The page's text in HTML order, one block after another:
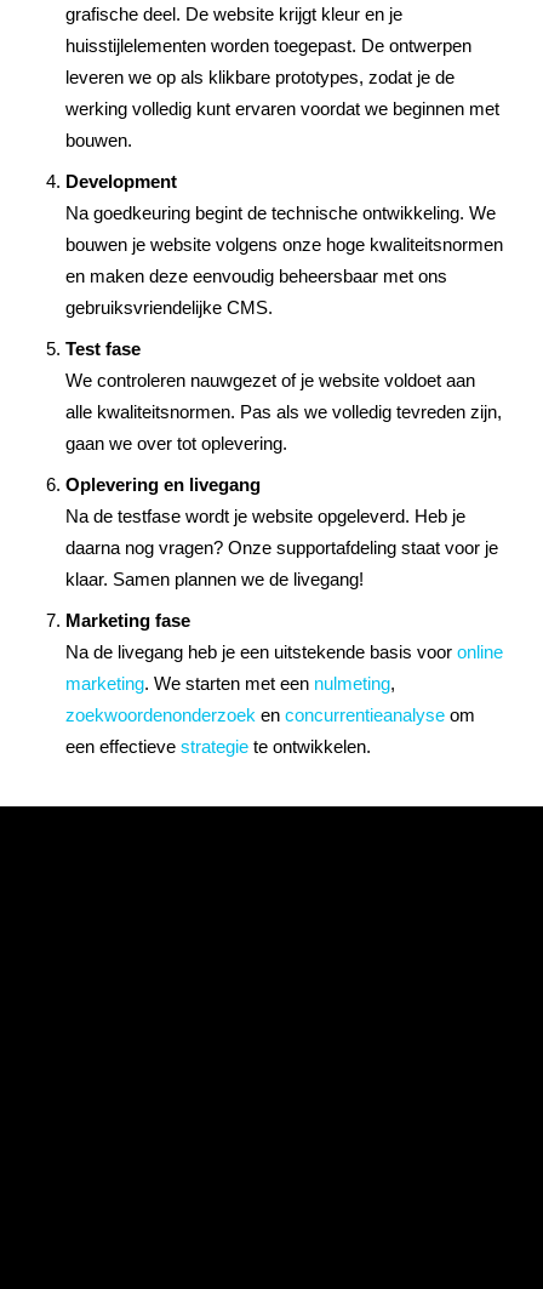
grafische deel. De website krijgt kleur en je
huisstijlelementen worden toegepast. De ontwerpen
leveren we op als klikbare prototypes, zodat je de
werking volledig kunt ervaren voordat we beginnen met
bouwen.
Development
Na goedkeuring begint de technische ontwikkeling. We
bouwen je website volgens onze hoge kwaliteitsnormen
en maken deze eenvoudig beheersbaar met ons
gebruiksvriendelijke CMS.
Test fase
We controleren nauwgezet of je website voldoet aan
alle kwaliteitsnormen. Pas als we volledig tevreden zijn,
gaan we over tot oplevering.
Oplevering en livegang
Na de testfase wordt je website opgeleverd. Heb je
daarna nog vragen? Onze supportafdeling staat voor je
klaar. Samen plannen we de livegang!
Marketing fase
Na de livegang heb je een uitstekende basis voor online
marketing. We starten met een nulmeting,
zoekwoordenonderzoek en concurrentieanalyse om
een effectieve strategie te ontwikkelen.